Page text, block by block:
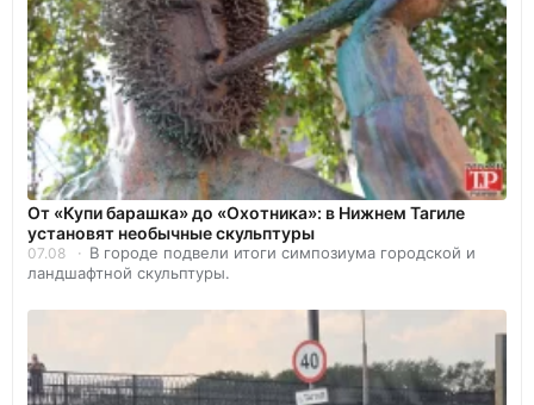
От «Купи барашка» до «Охотника»: в Нижнем Тагиле
установят необычные скульптуры
07.08
В городе подвели итоги симпозиума городской и
ландшафтной скульптуры.